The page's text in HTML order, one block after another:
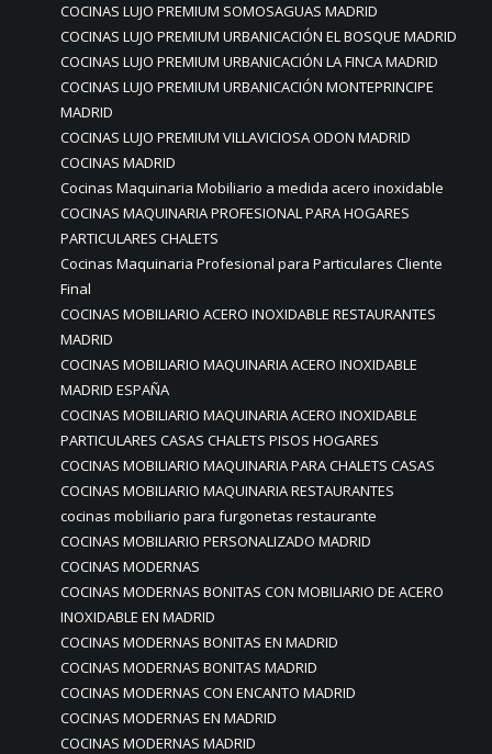
COCINAS LUJO PREMIUM SOMOSAGUAS MADRID
COCINAS LUJO PREMIUM URBANICACIÓN EL BOSQUE MADRID
COCINAS LUJO PREMIUM URBANICACIÓN LA FINCA MADRID
COCINAS LUJO PREMIUM URBANICACIÓN MONTEPRINCIPE
MADRID
COCINAS LUJO PREMIUM VILLAVICIOSA ODON MADRID
COCINAS MADRID
Cocinas Maquinaria Mobiliario a medida acero inoxidable
COCINAS MAQUINARIA PROFESIONAL PARA HOGARES
PARTICULARES CHALETS
Cocinas Maquinaria Profesional para Particulares Cliente
Final
COCINAS MOBILIARIO ACERO INOXIDABLE RESTAURANTES
MADRID
COCINAS MOBILIARIO MAQUINARIA ACERO INOXIDABLE
MADRID ESPAÑA
COCINAS MOBILIARIO MAQUINARIA ACERO INOXIDABLE
PARTICULARES CASAS CHALETS PISOS HOGARES
COCINAS MOBILIARIO MAQUINARIA PARA CHALETS CASAS
COCINAS MOBILIARIO MAQUINARIA RESTAURANTES
cocinas mobiliario para furgonetas restaurante
COCINAS MOBILIARIO PERSONALIZADO MADRID
COCINAS MODERNAS
COCINAS MODERNAS BONITAS CON MOBILIARIO DE ACERO
INOXIDABLE EN MADRID
COCINAS MODERNAS BONITAS EN MADRID
COCINAS MODERNAS BONITAS MADRID
COCINAS MODERNAS CON ENCANTO MADRID
COCINAS MODERNAS EN MADRID
COCINAS MODERNAS MADRID